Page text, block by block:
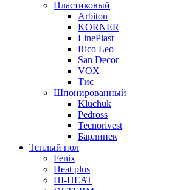
Пластиковый
Arbiton
KORNER
LinePlast
Rico Leo
San Decor
VOX
Тис
Шпонированный
Kluchuk
Pedross
Tecnorivest
Барлинек
Теплый пол
Fenix
Heat plus
HI-HEAT